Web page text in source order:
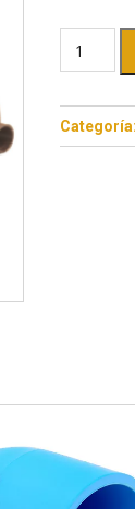
Categoría: